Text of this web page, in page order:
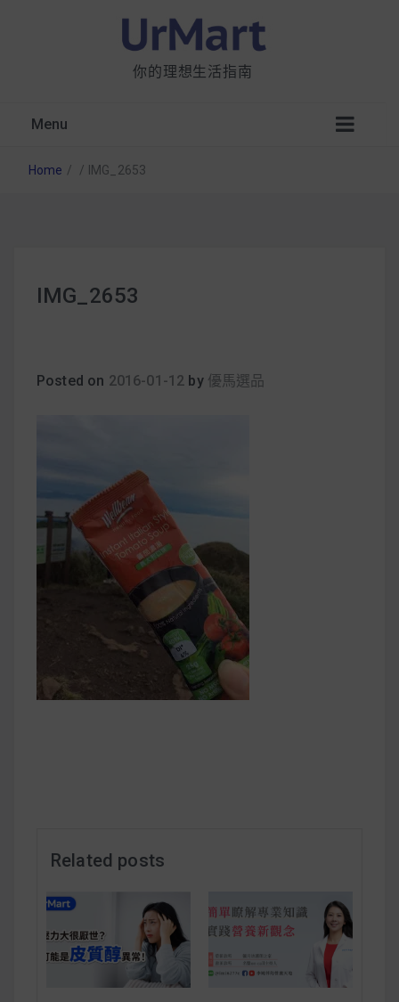
你的理想生活指南
Menu
析：成分、營養價值及其優缺點
健身重訓菜單
運動健身飲食建議
2020 年最新蛋白粉終極指南，讓你一次搞
清楚！
七大經典健身疑問，不要再被這些問題困擾
啦！
蔬食純素營養
純素料理食譜
Home / / IMG_2653
IMG_2653
Posted on 2016-01-12 by 優馬選品
Related posts